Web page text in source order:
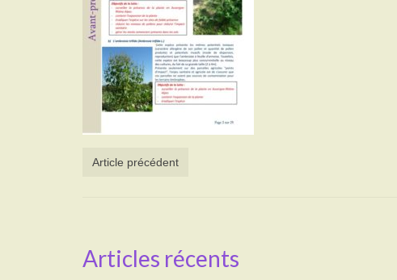
Article précédent
Articles récents